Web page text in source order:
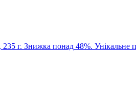
г. Знижка понад 48%. Унікальне